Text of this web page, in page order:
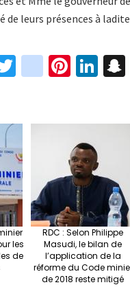
de leurs présences à
T
wi
er
in
st
ra
Pi
nt
es
t
Li
n
dI
les
de
RDC : Selon Philippe
Masudi, le bilan de
l’application de la
réforme du Code
de 2018 reste mitigé